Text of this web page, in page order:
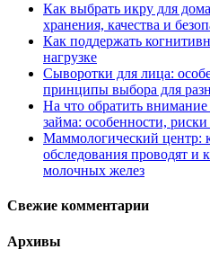
Как выбрать икру для
хранения, качества и
Как поддержать
нагрузке
Сыворотки для лица:
принципы выбора для
На что обратить
займа: особенности,
Маммологический центр:
обследования проводят и
молочных желез
Свежие комментарии
Архивы